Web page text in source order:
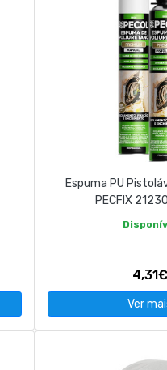
Espuma PU
PECFIX
4,31€
Ver